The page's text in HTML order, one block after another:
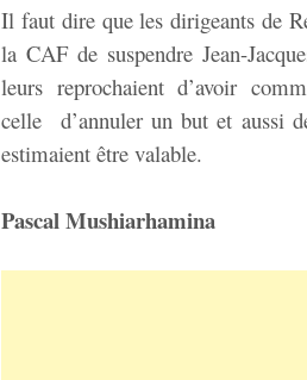
Il faut dire que les dirigeants de
la CAF de suspendre Jean-
leurs reprochaient d’avoir
celle d’annuler un but et aussi
estimaient être valable.
Pascal Mushiarhamina